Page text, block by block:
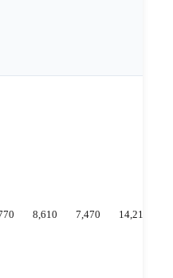
8,610 7,470 14,210